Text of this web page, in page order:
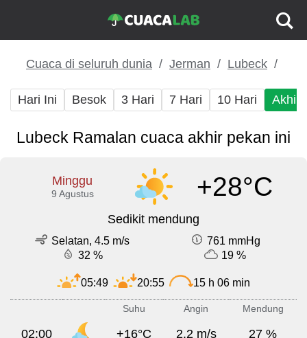
Cuaca di seluruh dunia Jerman Lubeck
Hari Ini Besok 3 Hari 7 Hari 10 Hari Akhir
Lubeck Ramalan cuaca akhir pekan ini
Minggu
9 Agustus +28°C
Sedikit mendung
Selatan, 4.5 m/s
761 mmHg
32 %
19 %
05:49 20:55 15 h 06 min
Suhu Angin Mendung
02:00 +16°C 2.2 m/s 27 %